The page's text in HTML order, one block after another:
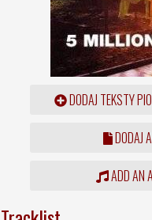
DODAJ TEKSTY
DODAJ
ADD AN